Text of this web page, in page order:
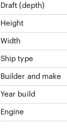
Draft (depth)
Height
Width
Ship type
Builder and make
Year build
Engine